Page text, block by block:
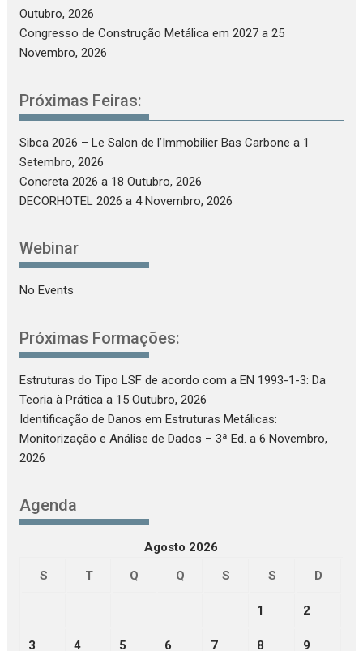
Outubro, 2026
Congresso de Construção Metálica em 2027 a 25
Novembro, 2026
Próximas Feiras:
Sibca 2026 – Le Salon de l’Immobilier Bas Carbone a 1
Setembro, 2026
Concreta 2026 a 18 Outubro, 2026
DECORHOTEL 2026 a 4 Novembro, 2026
Webinar
No Events
Próximas Formações:
Estruturas do Tipo LSF de acordo com a EN 1993-1-3: Da
Teoria à Prática a 15 Outubro, 2026
Identificação de Danos em Estruturas Metálicas:
Monitorização e Análise de Dados – 3ª Ed. a 6 Novembro,
2026
Agenda
Agosto 2026
S
T Q Q S S D
1 2
3 4 5 6 7 8 9